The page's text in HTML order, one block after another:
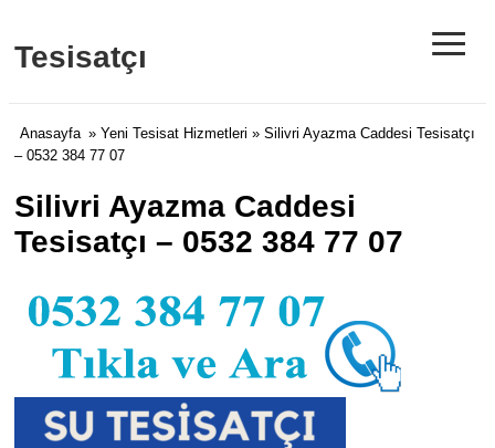
Tesisatçı ≡
Anasayfa » Yeni Tesisat Hizmetleri » Silivri Ayazma Caddesi Tesisatçı
– 0532 384 77 07
Silivri Ayazma Caddesi
Tesisatçı – 0532 384 77 07